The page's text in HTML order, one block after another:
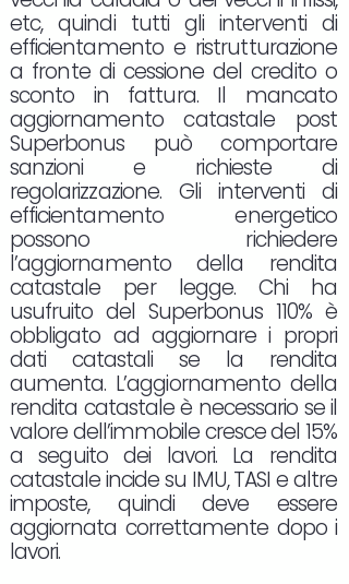
etc, quindi tutti gli interventi di
efficientamento e ristrutturazione
a fronte di cessione del credito o
sconto in fattura. Il mancato
aggiornamento catastale post
Superbonus può comportare
sanzioni e richieste di
regolarizzazione. Gli interventi di
efficientamento energetico
possono richiedere
l’aggiornamento della rendita
catastale per legge. Chi ha
usufruito del Superbonus 110% è
obbligato ad aggiornare i propri
dati catastali se la rendita
aumenta. L’aggiornamento della
rendita catastale è necessario se il
valore dell’immobile cresce del 15%
a seguito dei lavori. La rendita
catastale incide su IMU, TASI e altre
imposte, quindi deve essere
aggiornata correttamente dopo i
lavori.